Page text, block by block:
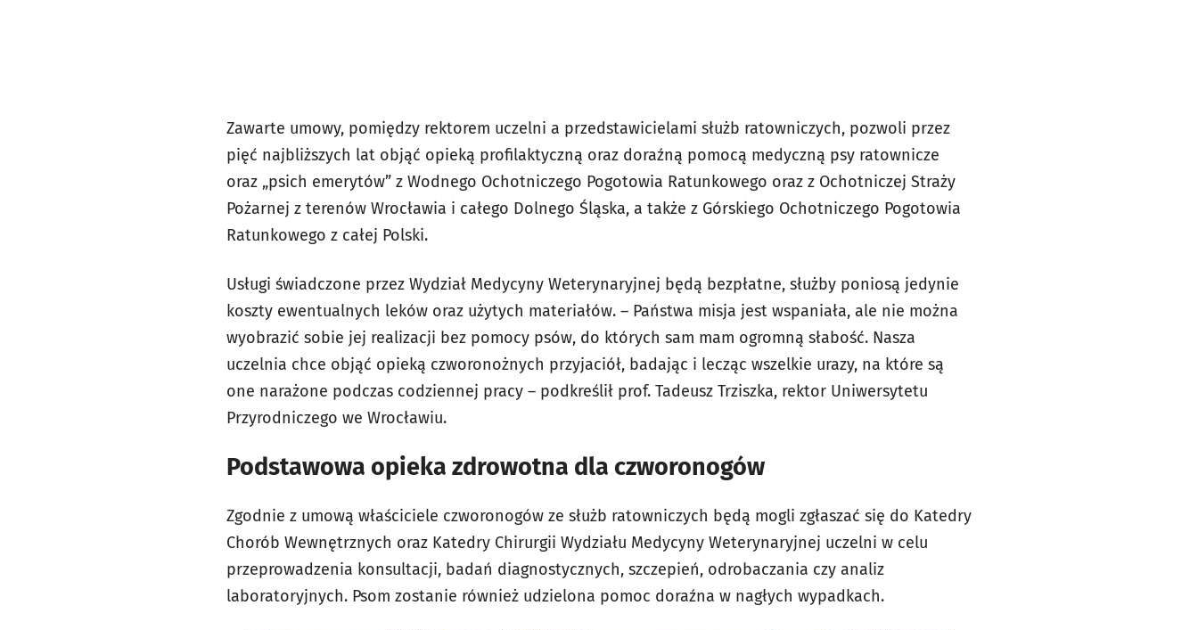
Zawarte umowy, pomiędzy rektorem uczelni a przedstawicielami służb ratowniczych, pozwoli przez
pięć najbliższych lat objąć opieką profilaktyczną oraz doraźną pomocą medyczną psy ratownicze
oraz „psich emerytów” z Wodnego Ochotniczego Pogotowia Ratunkowego oraz z Ochotniczej Straży
Pożarnej z terenów Wrocławia i całego Dolnego Śląska, a także z Górskiego Ochotniczego Pogotowia
Ratunkowego z całej Polski.
Usługi świadczone przez Wydział Medycyny Weterynaryjnej będą bezpłatne, służby poniosą jedynie
koszty ewentualnych leków oraz użytych materiałów. – Państwa misja jest wspaniała, ale nie można
wyobrazić sobie jej realizacji bez pomocy psów, do których sam mam ogromną słabość. Nasza
uczelnia chce objąć opieką czworonożnych przyjaciół, badając i lecząc wszelkie urazy, na które są
one narażone podczas codziennej pracy – podkreślił prof. Tadeusz Trziszka, rektor Uniwersytetu
Przyrodniczego we Wrocławiu.
Podstawowa opieka zdrowotna dla czworonogów
Zgodnie z umową właściciele czworonogów ze służb ratowniczych będą mogli zgłaszać się do Katedry
Chorób Wewnętrznych oraz Katedry Chirurgii Wydziału Medycyny Weterynaryjnej uczelni w celu
przeprowadzenia konsultacji, badań diagnostycznych, szczepień, odrobaczania czy analiz
laboratoryjnych. Psom zostanie również udzielona pomoc doraźna w nagłych wypadkach.